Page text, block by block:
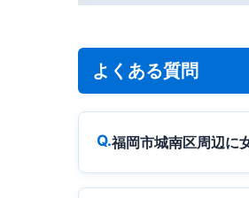
よくある質問
福岡市城南区周辺に